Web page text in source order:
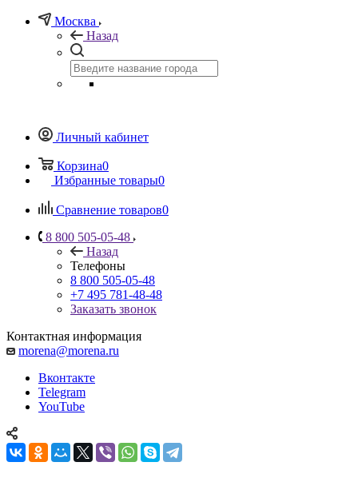
Москва
Назад
Личный кабинет
Корзина0
Избранные товары0
Сравнение товаров0
8 800 505-05-48
Назад
Телефоны
8 800 505-05-48
+7 495 781-48-48
Заказать звонок
Контактная информация
morena@morena.ru
Вконтакте
Telegram
YouTube